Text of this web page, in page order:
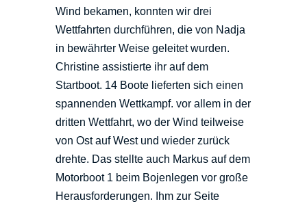
Wind bekamen, konnten wir drei
Wettfahrten durchführen, die von Nadja
in bewährter Weise geleitet wurden.
Christine assistierte ihr auf dem
Startboot. 14 Boote lieferten sich einen
spannenden Wettkampf. vor allem in der
dritten Wettfahrt, wo der Wind teilweise
von Ost auf West und wieder zurück
drehte. Das stellte auch Markus auf dem
Motorboot 1 beim Bojenlegen vor große
Herausforderungen. Ihm zur Seite